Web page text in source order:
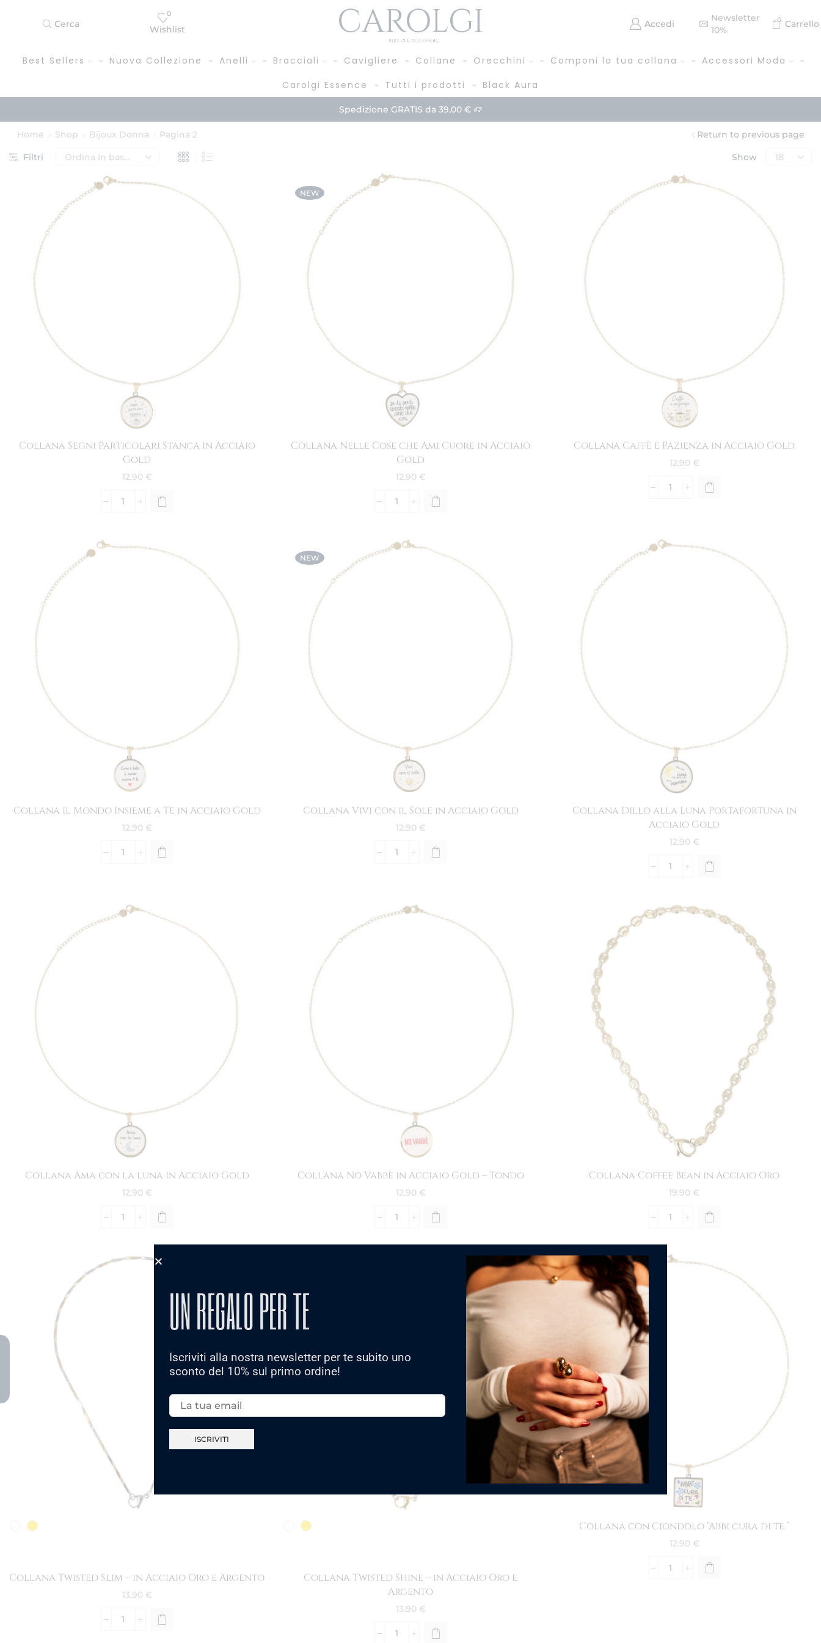
Cerca
0
Wishlist
Accedi
Newsletter
10%
0 Carrello
Best Sellers Nuova Collezione Anelli Bracciali Cavigliere Collane Orecchini Componi la tua collana
Accessori Moda
Carolgi Essence
Tutti i prodotti Black Aura
Paga in 3 rate! Acquista
Home Shop Bijoux Donna Pagina 2 Return to previous page
Filtri Show
Collana Segni Particolari Stanca in Acciaio
Gold
12.90 €
NEW
Collana Nelle Cose che Ami Cuore in Acciaio
Gold
12.90 €
Collana Caffè e Pazienza in Acciaio Gold
12.90 €
Collana Il Mondo Insieme a Te in Acciaio Gold
12.90 €
NEW
Collana Vivi con il Sole in Acciaio Gold
12.90 €
Collana Dillo alla Luna Portafortuna in
Acciaio Gold
12.90 €
Collana Ama con la luna in Acciaio Gold
12.90 €
Collana No Vabbè in Acciaio Gold – Tondo
12.90 €
Collana Coffee Bean in Acciaio Oro
19.90 €
Collana Twisted Slim – in Acciaio Oro e Argento
13.90 €
Collana Twisted Shine – in Acciaio Oro e
Argento
13.90 €
NEW
Collana con Ciondolo “Abbi cura di te.”
12.90 €
UN REGALO PER TE
Iscriviti alla nostra newsletter per te subito uno
sconto del 10% sul primo ordine!